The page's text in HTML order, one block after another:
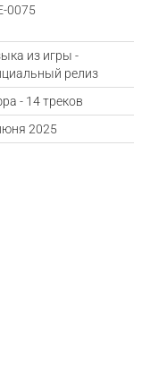
0075
из игры -
релиз
- 14 треков
2025